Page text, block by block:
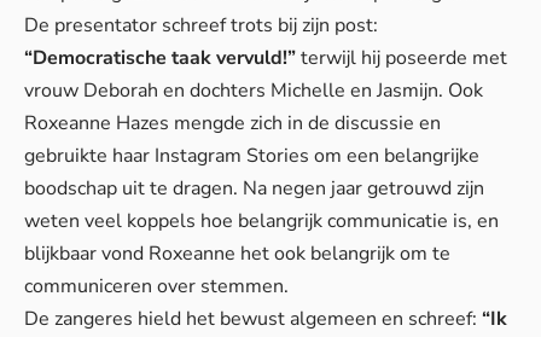
De presentator schreef trots bij zijn post:
“Democratische taak vervuld!”terwijl hij poseerde met
vrouw Deborah en dochters Michelle en Jasmijn. Ook
Roxeanne Hazes mengde zich in de discussie en
gebruikte haar Instagram Stories om een belangrijke
boodschap uit te dragen. Na negen jaar getrouwdzijn
weten veel koppels hoe belangrijk communicatie is, en
blijkbaar vond Roxeanne het ook belangrijk om te
communiceren over stemmen.
De zangeres hield het bewust algemeen en schreef: “Ik